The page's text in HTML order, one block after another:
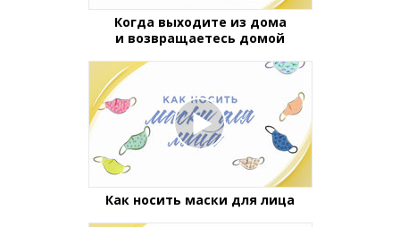
Когда выходите из дома
и возвращаетесь домой
Как носить маски для лица